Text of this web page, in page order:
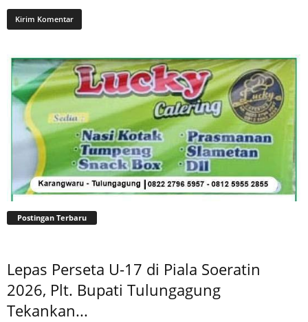
Postingan Terbaru
Lepas Perseta U-17 di Piala Soeratin
2026, Plt. Bupati Tulungagung
Tekankan...